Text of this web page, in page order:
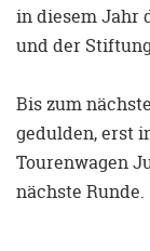
in diesem Jahr
und der
Bis zum
gedulden, erst
Tourenwagen
nächste Runde.